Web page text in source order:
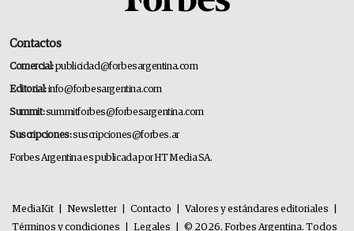
Contactos
Comercial:publicidad@forbesargentina.com
Editorial:info@forbesargentina.com
Summit:summitforbes@forbesargentina.com
Suscripciones:suscripciones@forbes.ar
Forbes Argentina es publicada por HT Media SA.
MediaKit Newsletter Contacto Valores y estándares editoriales
Términos y condiciones
Legales © 2026. Forbes Argentina. Todos